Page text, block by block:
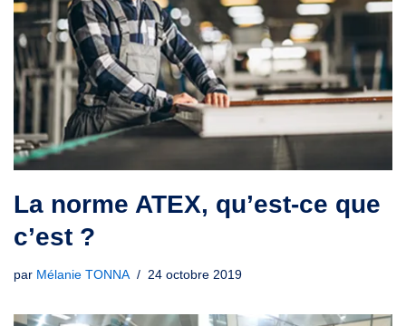
La norme ATEX, qu’est-ce que
c’est ?
par Mélanie TONNA 24 octobre 2019